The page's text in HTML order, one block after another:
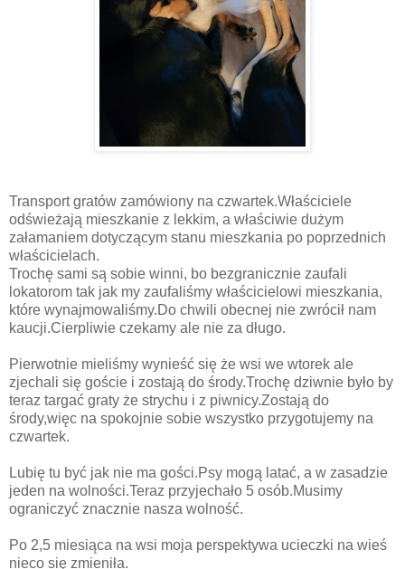
Transport gratów zamówiony na czwartek.Właściciele
odświeżają mieszkanie z lekkim, a właściwie dużym
załamaniem dotyczącym stanu mieszkania po poprzednich
właścicielach.
Trochę sami są sobie winni, bo bezgranicznie zaufali
lokatorom tak jak my zaufaliśmy właścicielowi mieszkania,
które wynajmowaliśmy.Do chwili obecnej nie zwrócił nam
kaucji.Cierpliwie czekamy ale nie za długo.
Pierwotnie mieliśmy wynieść się że wsi we wtorek ale
zjechali się goście i zostają do środy.Trochę dziwnie było by
teraz targać graty że strychu i z piwnicy.Zostają do
środy,więc na spokojnie sobie wszystko przygotujemy na
czwartek.
Lubię tu być jak nie ma gości.Psy mogą latać, a w zasadzie
jeden na wolności.Teraz przyjechało 5 osób.Musimy
ograniczyć znacznie nasza wolność.
Po 2,5 miesiąca na wsi moja perspektywa ucieczki na wieś
nieco się zmieniła.